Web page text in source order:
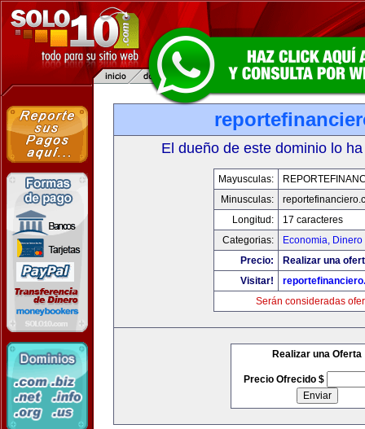
El dueño de este dominio lo
Mayusculas:
Minusculas:
Longitud:
17 caracteres
Categorias:
Economia,
Precio:
Realizar una
Visitar!
Serán consideradas
Realizar una Oferta
Precio Ofrecido $